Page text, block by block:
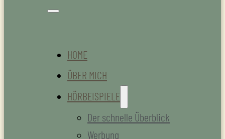
HOME
ÜBER MICH
HÖRBEISPIELE
Der schnelle Überblick
Werbung